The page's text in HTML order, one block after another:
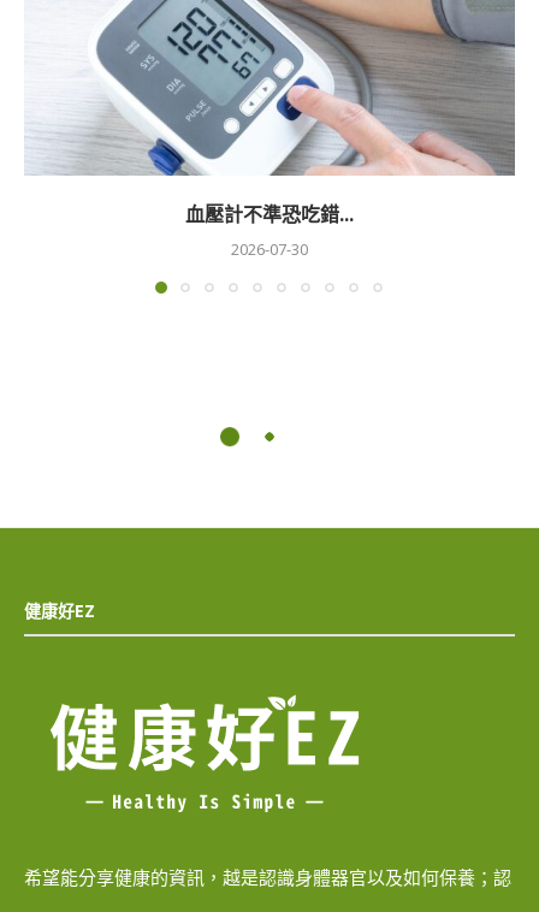
血壓計不準恐吃錯...
2026-07-30
健康好EZ
希望能分享健康的資訊，越是認識身體器官以及如何保養；認